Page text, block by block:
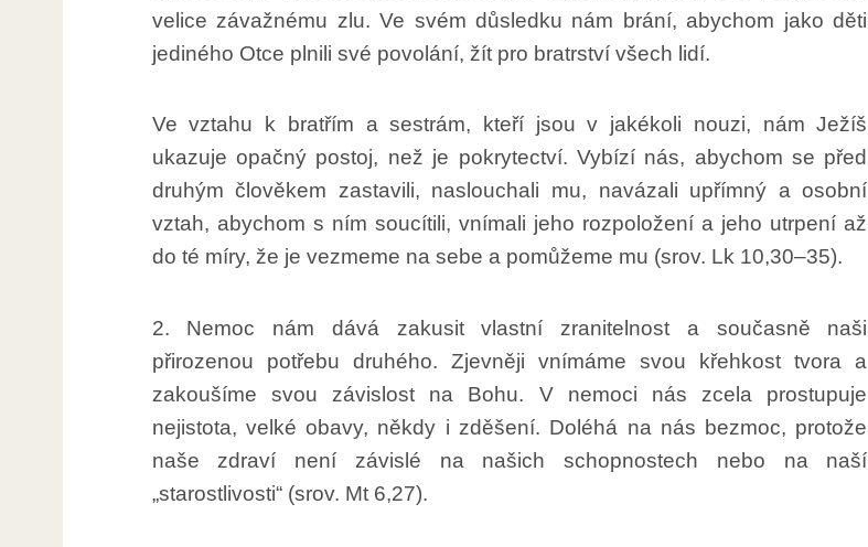
velice závažnému zlu. Ve svém důsledku nám brání, abychom jako děti
jediného Otce plnili své povolání, žít pro bratrství všech lidí.
Ve vztahu k bratřím a sestrám, kteří jsou v jakékoli nouzi, nám Ježíš
ukazuje opačný postoj, než je pokrytectví. Vybízí nás, abychom se před
druhým člověkem zastavili, naslouchali mu, navázali upřímný a osobní
vztah, abychom s ním soucítili, vnímali jeho rozpoložení a jeho utrpení až
do té míry, že je vezmeme na sebe a pomůžeme mu (srov. Lk 10,30–35).
2. Nemoc nám dává zakusit vlastní zranitelnost a současně naši
přirozenou potřebu druhého. Zjevněji vnímáme svou křehkost tvora a
zakoušíme svou závislost na Bohu. V nemoci nás zcela prostupuje
nejistota, velké obavy, někdy i zděšení. Doléhá na nás bezmoc, protože
naše zdraví není závislé na našich schopnostech nebo na naší
„starostlivosti“ (srov. Mt 6,27).